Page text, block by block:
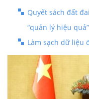
Quyết sách đất
“quản lý hiệu quả”
Làm sạch dữ liệu